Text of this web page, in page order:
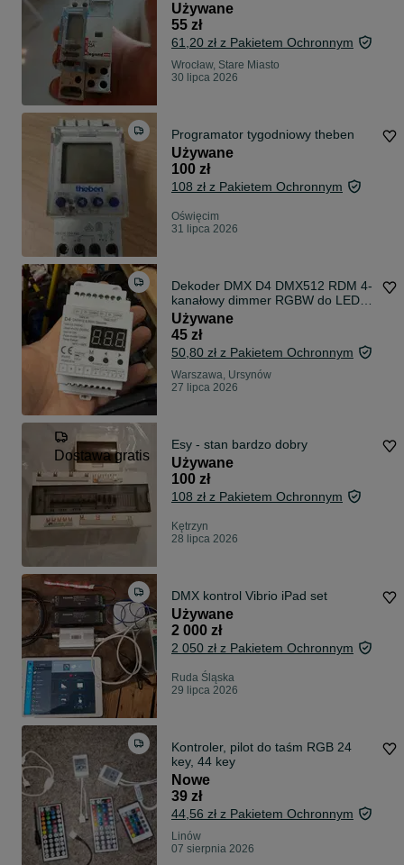
Używane
55 zł
61,20 zł z Pakietem Ochronnym
Wrocław, Stare Miasto
30 lipca 2026
Programator tygodniowy theben
Używane
100 zł
108 zł z Pakietem Ochronnym
Oświęcim
31 lipca 2026
Dekoder DMX D4 DMX512 RDM 4-
kanałowy dimmer RGBW do LED
na szynę DIN
Używane
45 zł
50,80 zł z Pakietem Ochronnym
Warszawa, Ursynów
27 lipca 2026
Dostawa gratis
Esy - stan bardzo dobry
Używane
100 zł
108 zł z Pakietem Ochronnym
Kętrzyn
28 lipca 2026
DMX kontrol Vibrio iPad set
Używane
2 000 zł
2 050 zł z Pakietem Ochronnym
Ruda Śląska
29 lipca 2026
Kontroler, pilot do taśm RGB 24
key, 44 key
Nowe
39 zł
44,56 zł z Pakietem Ochronnym
Linów
07 sierpnia 2026